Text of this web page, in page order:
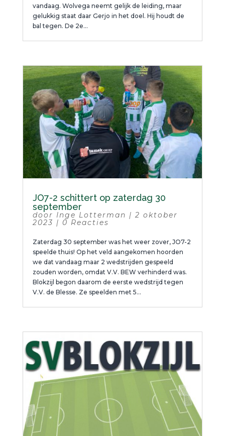
vandaag. Wolvega neemt gelijk de leiding, maar
gelukkig staat daar Gerjo in het doel. Hij houdt de
bal tegen. De 2e...
JO7-2 schittert op zaterdag 30
september
door Inge Lotterman | 2 oktober
2023 | 0 Reacties
Zaterdag 30 september was het weer zover, JO7-2
speelde thuis! Op het veld aangekomen hoorden
we dat vandaag maar 2 wedstrijden gespeeld
zouden worden, omdat V.V. BEW verhinderd was.
Blokzijl begon daarom de eerste wedstrijd tegen
V.V. de Blesse. Ze speelden met 5...